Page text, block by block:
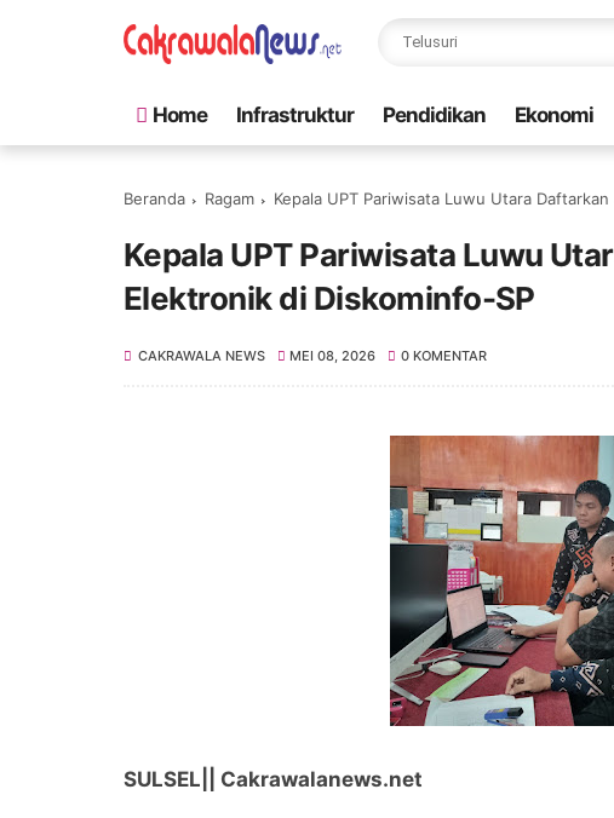
Home Infrastruktur Pendidikan Ekonomi
Beranda Ragam Kepala UPT Pariwisata Luwu Utara
Kepala UPT Pariwisata Luwu
Elektronik di Diskominfo-SP
CAKRAWALA NEWS MEI 08, 2026 0 KOMENTAR
SULSEL|| Cakrawalanews.net